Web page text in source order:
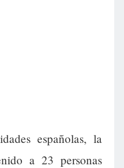
españolas, la
a 23 personas